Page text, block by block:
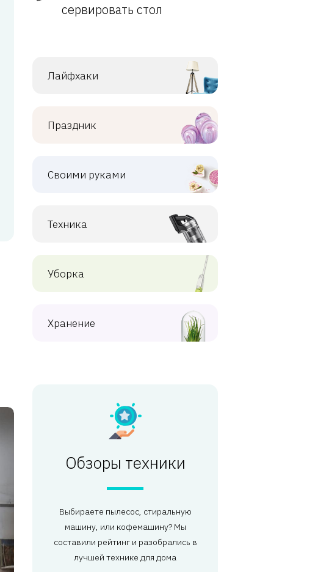
сервировать стол
Лайфхаки
Праздник
Своими руками
Техника
Уборка
Хранение
Обзоры техники
Выбираете пылесос, стиральную
машину, или кофемашину? Мы
составили рейтинг и разобрались в
лучшей технике для дома